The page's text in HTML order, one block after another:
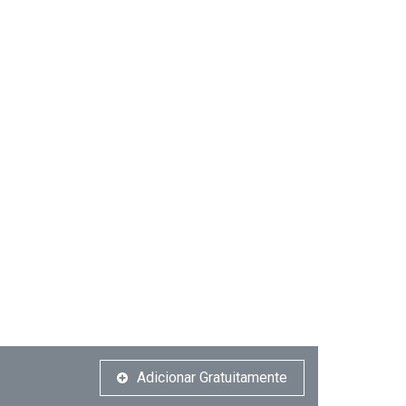
Adicionar Gratuitamente